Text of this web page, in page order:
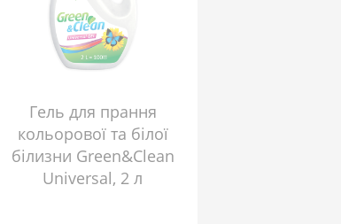
Гель для прання
кольорової та білої
білизни Green&Clean
Universal, 2 л